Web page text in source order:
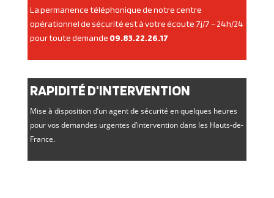
La permanence téléphonique de notre centre
opérationnel de sécurité est à votre écoute 7j/7 – 24h/24
pour toute demande 09.83.22.26.17
RAPIDITÉ D'INTERVENTION
Mise à disposition d’un agent de sécurité en quelques heures
pour vos demandes urgentes d’intervention dans les Hauts-de-
France.